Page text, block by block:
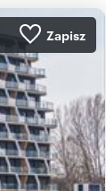
Zapisz